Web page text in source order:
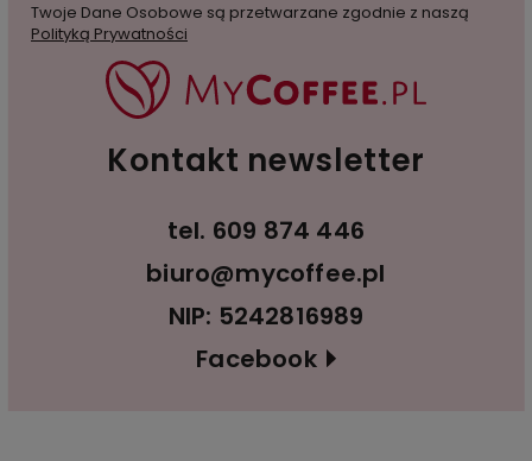
Twoje Dane Osobowe są przetwarzane zgodnie z naszą
Polityką Prywatności
Kontakt newsletter
tel. 609 874 446
biuro@mycoffee.pl
NIP: 5242816989
Facebook